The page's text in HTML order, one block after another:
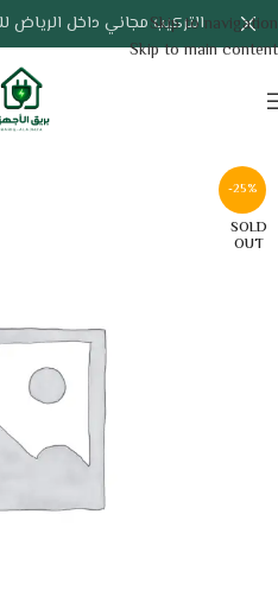
Skip to navigation
Skip to main content
التركيب مجاني داخل الرياض
-25%
SOLD
OUT